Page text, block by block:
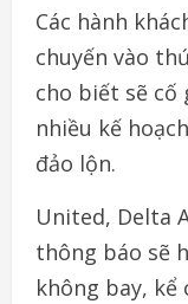
Các hành
chuyến vào
cho biết sẽ cố
nhiều kế
đảo lộn.
United, Delta
thông báo sẽ
không bay, kể